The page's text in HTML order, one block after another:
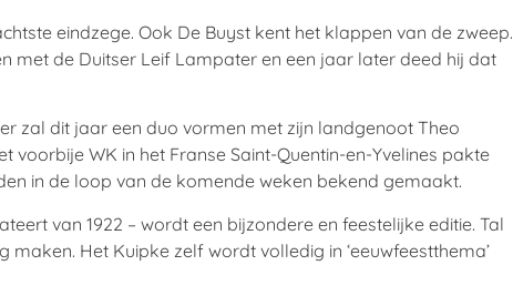
eindzege. Ook De Buyst kent het klappen van de zweep.
met de Duitser Leif Lampater en een jaar later deed hij dat
zal dit jaar een duo vormen met zijn landgenoot Theo
WK in het Franse Saint-Quentin-en-Yvelines pakte
in de loop van de komende weken bekend gemaakt.
van 1922 – wordt een bijzondere en feestelijke editie. Tal
Het Kuipke zelf wordt volledig in ‘eeuwfeestthema’